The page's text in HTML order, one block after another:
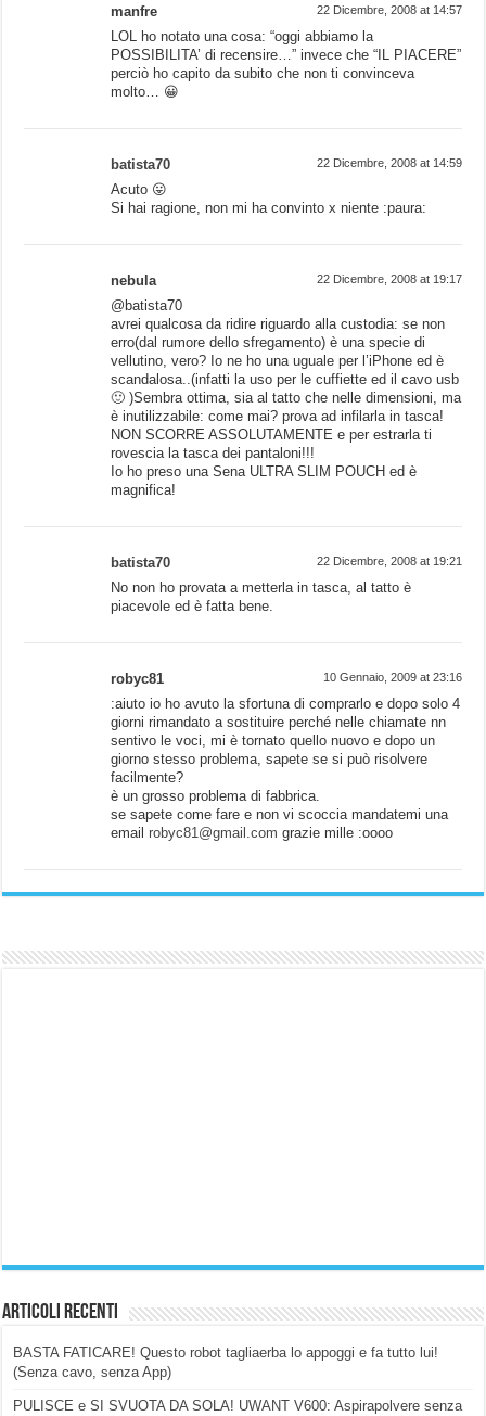
manfre 22 Dicembre, 2008 at 14:57
LOL ho notato una cosa: “oggi abbiamo la
POSSIBILITA’ di recensire…” invece che “IL PIACERE”
perciò ho capito da subito che non ti convinceva
molto… 😀
batista70 22 Dicembre, 2008 at 14:59
Acuto 😛
Si hai ragione, non mi ha convinto x niente :paura:
nebula 22 Dicembre, 2008 at 19:17
@batista70
avrei qualcosa da ridire riguardo alla custodia: se non
erro(dal rumore dello sfregamento) è una specie di
vellutino, vero? Io ne ho una uguale per l’iPhone ed è
scandalosa..(infatti la uso per le cuffiette ed il cavo usb
🙂 )Sembra ottima, sia al tatto che nelle dimensioni, ma
è inutilizzabile: come mai? prova ad infilarla in tasca!
NON SCORRE ASSOLUTAMENTE e per estrarla ti
rovescia la tasca dei pantaloni!!!
Io ho preso una Sena ULTRA SLIM POUCH ed è
magnifica!
batista70 22 Dicembre, 2008 at 19:21
No non ho provata a metterla in tasca, al tatto è
piacevole ed è fatta bene.
robyc81 10 Gennaio, 2009 at 23:16
:aiuto io ho avuto la sfortuna di comprarlo e dopo solo 4
giorni rimandato a sostituire perché nelle chiamate nn
sentivo le voci, mi è tornato quello nuovo e dopo un
giorno stesso problema, sapete se si può risolvere
facilmente?
è un grosso problema di fabbrica.
se sapete come fare e non vi scoccia mandatemi una
emailrobyc81@gmail.com grazie mille :oooo
Articoli Recenti
BASTA FATICARE! Questo robot tagliaerba lo appoggi e fa tutto lui!
(Senza cavo, senza App)
PULISCE e SI SVUOTA DA SOLA! UWANT V600: Aspirapolvere senza